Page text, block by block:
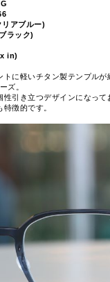
アブルー)
ック)
in)
トに軽いチタン製テンプルが
ズ。
性引き立つデザインになって
徴的です。